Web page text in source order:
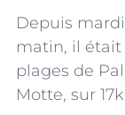
Depuis
matin, il
plages de
Motte, sur